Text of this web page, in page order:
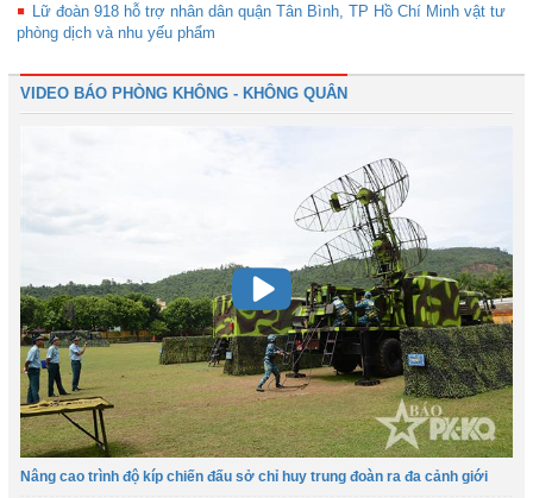
Lữ đoàn 918 hỗ trợ nhân dân quận Tân Bình, TP Hồ Chí Minh vật tư
phòng dịch và nhu yếu phẩm
VIDEO BÁO PHÒNG KHÔNG - KHÔNG QUÂN
Nâng cao trình độ kíp chiến đấu sở chỉ huy trung đoàn ra đa cảnh giới